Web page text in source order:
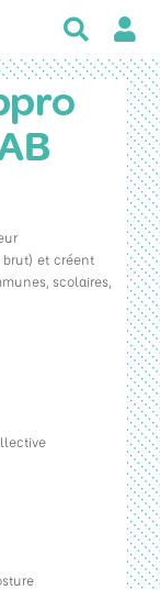
c
brut) et créent
scolaires,